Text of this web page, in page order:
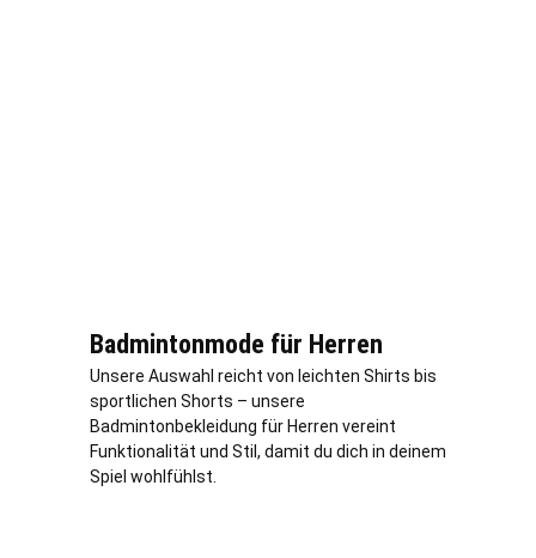
Badmintonmode für Herren
Unsere Auswahl reicht von leichten Shirts bis
sportlichen Shorts – unsere
Badmintonbekleidung für Herren vereint
Funktionalität und Stil, damit du dich in deinem
Spiel wohlfühlst.